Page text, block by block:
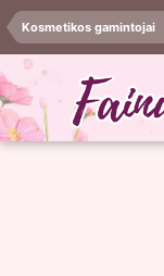
Kosmetikos gamintojai